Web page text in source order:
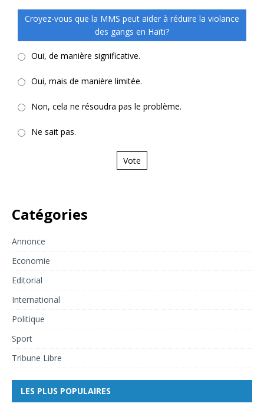
Croyez-vous que la MMS peut aider à réduire la violance
des gangs en Haïti?
Oui, de manière significative.
Oui, mais de manière limitée.
Non, cela ne résoudra pas le problème.
Ne sait pas.
Vote
Catégories
Annonce
Economie
Editorial
International
Politique
Sport
Tribune Libre
LES PLUS POPULAIRES